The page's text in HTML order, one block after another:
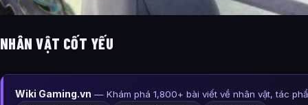
NHÂN VẬT CỐT YẾU
Wiki Gaming.vn — Khám phá 1,800+ bài viết về nhân vật, tác